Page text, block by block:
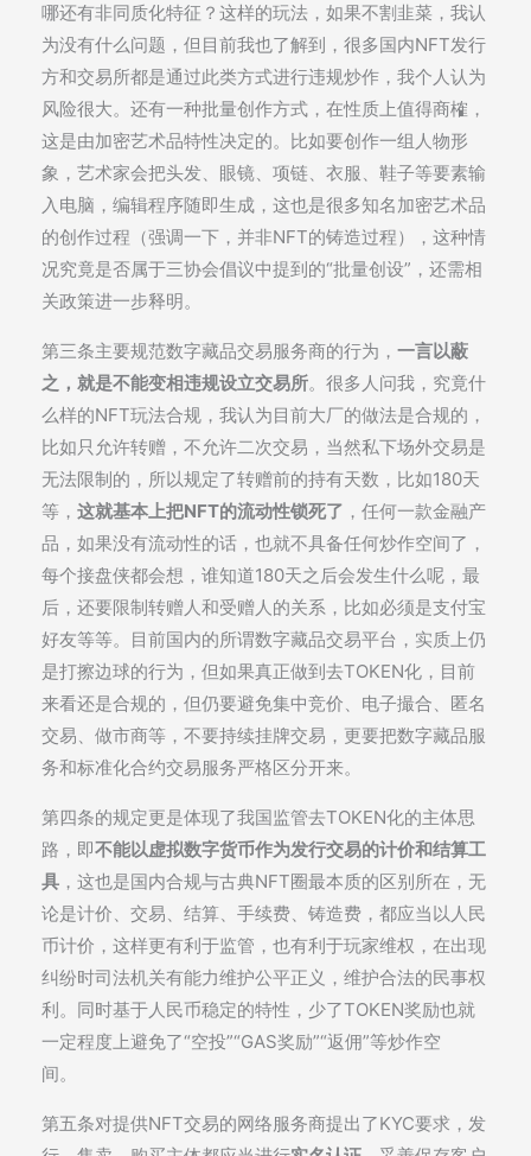
哪还有非同质化特征？这样的玩法，如果不割韭菜，我认
为没有什么问题，但目前我也了解到，很多国内NFT发行
方和交易所都是通过此类方式进行违规炒作，我个人认为
风险很大。还有一种批量创作方式，在性质上值得商榷，
这是由加密艺术品特性决定的。比如要创作一组人物形
象，艺术家会把头发、眼镜、项链、衣服、鞋子等要素输
入电脑，编辑程序随即生成，这也是很多知名加密艺术品
的创作过程（强调一下，并非NFT的铸造过程），这种情
况究竟是否属于三协会倡议中提到的“批量创设”，还需相
关政策进一步释明。
第三条主要规范数字藏品交易服务商的行为， 一言以蔽
之，就是不能变相违规设立交易所。很多人问我，究竟什
么样的NFT玩法合规，我认为目前大厂的做法是合规的，
比如只允许转赠，不允许二次交易，当然私下场外交易是
无法限制的，所以规定了转赠前的持有天数，比如180天
等， 这就基本上把NFT的流动性锁死了 ，任何一款金融产
品，如果没有流动性的话，也就不具备任何炒作空间了，
每个接盘侠都会想，谁知道180天之后会发生什么呢，最
后，还要限制转赠人和受赠人的关系，比如必须是支付宝
好友等等。目前国内的所谓数字藏品交易平台，实质上仍
是打擦边球的行为，但如果真正做到去TOKEN化，目前
来看还是合规的，但仍要避免集中竞价、电子撮合、匿名
交易、做市商等，不要持续挂牌交易，更要把数字藏品服
务和标准化合约交易服务严格区分开来。
第四条的规定更是体现了我国监管去TOKEN化的主体思
路，即不能以虚拟数字货币作为发行交易的计价和结算工
具 ，这也是国内合规与古典NFT圈最本质的区别所在，无
论是计价、交易、结算、手续费、铸造费，都应当以人民
币计价，这样更有利于监管，也有利于玩家维权，在出现
纠纷时司法机关有能力维护公平正义，维护合法的民事权
利。同时基于人民币稳定的特性，少了TOKEN奖励也就
一定程度上避免了“空投”“GAS奖励”“返佣”等炒作空
间。
第五条对提供NFT交易的网络服务商提出了KYC要求，发